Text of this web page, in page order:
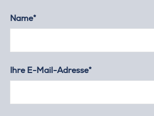
Name*
Ihre E-Mail-Adresse*